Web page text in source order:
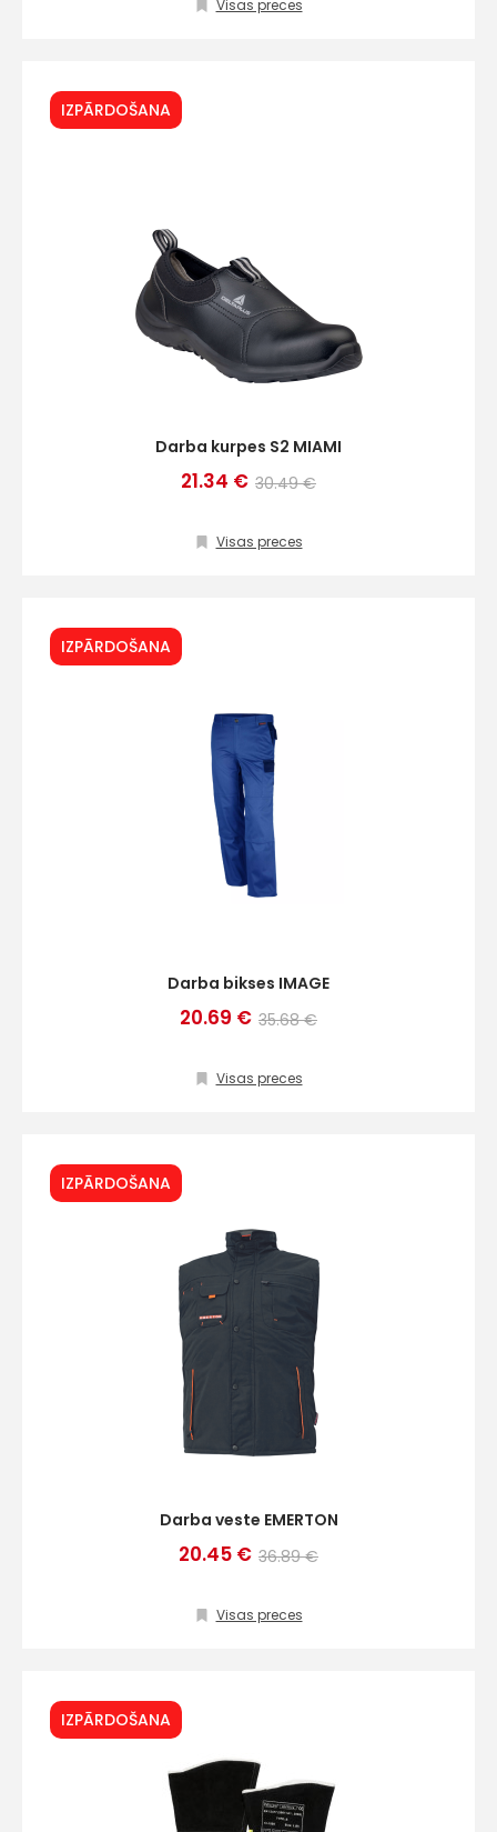
Visas preces
IZPĀRDOŠANA
Darba kurpes S2 MIAMI
21.34 € 30.49 €
Visas preces
IZPĀRDOŠANA
Darba bikses IMAGE
20.69 € 35.68 €
Visas preces
IZPĀRDOŠANA
Darba veste EMERTON
20.45 € 36.89 €
Visas preces
IZPĀRDOŠANA
iespējas
ātrāk
Vārds
Ziņojums
pastā
Sūtīt ziņojumu
Darbdienās:
8:00 – 17:00
(+371) 63 881
186
info@hards.lv
+